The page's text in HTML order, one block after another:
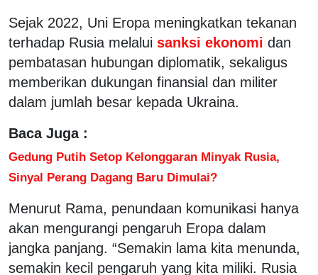
Sejak 2022, Uni Eropa meningkatkan tekanan
terhadap Rusia melalui sanksi ekonomi dan
pembatasan hubungan diplomatik, sekaligus
memberikan dukungan finansial dan militer
dalam jumlah besar kepada Ukraina.
Baca Juga :
Gedung Putih Setop Kelonggaran Minyak Rusia,
Sinyal Perang Dagang Baru Dimulai?
Menurut Rama, penundaan komunikasi hanya
akan mengurangi pengaruh Eropa dalam
jangka panjang. “Semakin lama kita menunda,
semakin kecil pengaruh yang kita miliki. Rusia